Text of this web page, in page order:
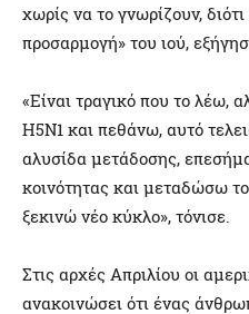
χωρίς να το γνωρίζουν,
προσαρμογή» του ιού,
«Είναι τραγικό που το λέω,
Η5Ν1 και πεθάνω, αυτό
αλυσίδα μετάδοσης,
κοινότητας και μεταδώσω
ξεκινώ νέο κύκλο», τόνισε.
Στις αρχές Απριλίου οι
ανακοινώσει ότι ένας